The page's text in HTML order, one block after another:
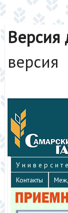
Версия
версия
У н и в е р с и т
Контакты